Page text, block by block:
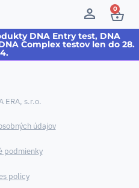
0
DNA Entry test, DNA
Complex testov len do 28.
4.
ERA, s.r.o.
údajov
podmienky
policy